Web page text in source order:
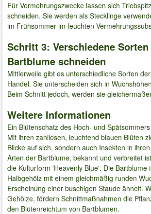
Für Vermehrungszwecke lassen sich
schneiden. Sie werden als Stecklinge
im Frühsommer im feuchten
Schritt 3: Verschiedene
Bartblume schneiden
Mittlerweile gibt es unterschiedliche Sorten
Handel. Sie unterscheiden sich in
Beim Schnitt jedoch, werden sie
Weitere Informationen
Ein Blütenschatz des Hoch- und
Mit ihren zahllosen, leuchtend blauen Blüten
Blicke auf sich, sondern auch Insekten in
Arten der Bartblume, bekannt und verbreitet
die Kulturform 'Heavenly Blue'. Die Bartblume
Halbgehölz mit einem gleichmäßig runden
Erscheinung einer buschigen Staude ähnelt.
Gehölze, fördern Schnittmaßnahmen die
den Blütenreichtum von Bartblumen.